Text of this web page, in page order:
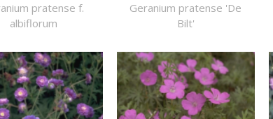
pratense f.
albiflorum
Geranium pratense 'De
Bilt'